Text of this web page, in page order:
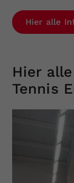
Hier alle
Hier
Tennis